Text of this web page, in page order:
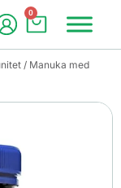
0
/ Manuka med